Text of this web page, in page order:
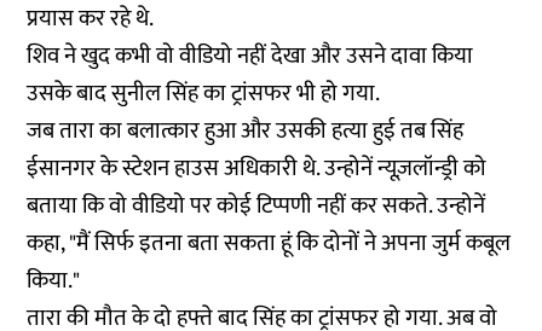
प्रयास कर रहे थे.
शिव ने खुद कभी वो वीडियो नहीं देखा और उसने दावा किया
उसके बाद सुनील सिंह का ट्रांसफर भी हो गया.
जब तारा का बलात्कार हुआ और उसकी हत्या हुई तब सिंह
ईसानगर के स्टेशन हाउस अधिकारी थे. उन्होनें न्यूज़लॉन्ड्री को
बताया कि वो वीडियो पर कोई टिप्पणी नहीं कर सकते. उन्होनें
कहा, "मैं सिर्फ इतना बता सकता हूं कि दोनों ने अपना जुर्म कबूल
किया."
तारा की मौत के दो हफ्ते बाद सिंह का ट्रांसफर हो गया. अब वो